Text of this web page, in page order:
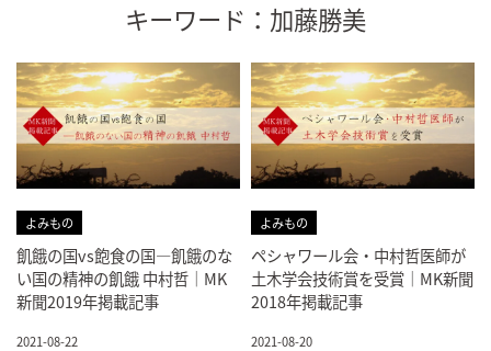
キーワード：加藤勝美
よみもの
飢餓の国vs飽食の国―飢餓のな
い国の精神の飢餓 中村哲｜MK
新聞2019年掲載記事
2021-08-22
よみもの
ペシャワール会・中村哲医師が
土木学会技術賞を受賞｜MK新聞
2018年掲載記事
2021-08-20